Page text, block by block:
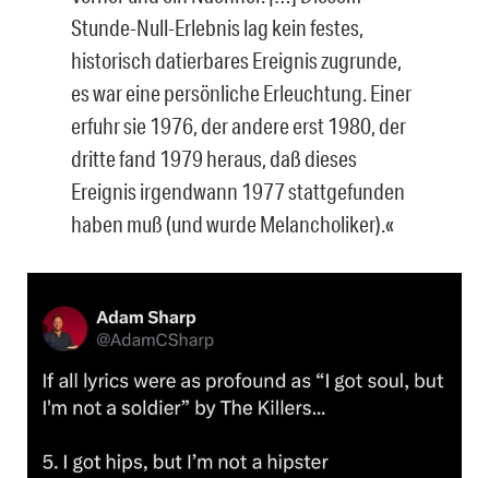
Stunde-Null-Erlebnis lag kein festes,
historisch datierbares Ereignis zugrunde,
es war eine persönliche Erleuchtung. Einer
erfuhr sie 1976, der andere erst 1980, der
dritte fand 1979 heraus, daß dieses
Ereignis irgendwann 1977 stattgefunden
haben muß (und wurde Melancholiker).«